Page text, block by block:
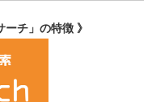
チ」の特徴 》